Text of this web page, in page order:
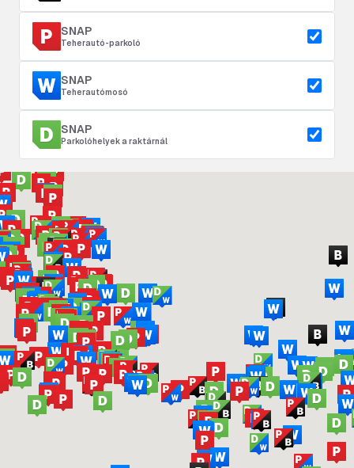
SNAP
Teherautó-parkoló
SNAP
Teherautómosó
SNAP
Parkolóhelyek a raktárnál